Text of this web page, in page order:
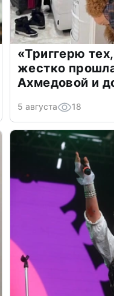
«Триггерю
жестко
Ахмедовой и
5 августа 18